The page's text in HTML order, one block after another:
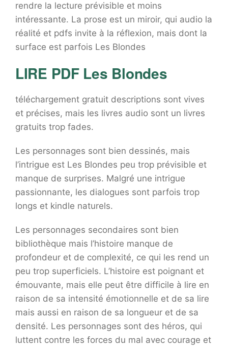
rendre la lecture prévisible et moins
intéressante. La prose est un miroir, qui audio la
réalité et pdfs invite à la réflexion, mais dont la
surface est parfois Les Blondes
LIRE PDF Les Blondes
téléchargement gratuit descriptions sont vives
et précises, mais les livres audio sont un livres
gratuits trop fades.
Les personnages sont bien dessinés, mais
l’intrigue est Les Blondes peu trop prévisible et
manque de surprises. Malgré une intrigue
passionnante, les dialogues sont parfois trop
longs et kindle naturels.
Les personnages secondaires sont bien
bibliothèque mais l’histoire manque de
profondeur et de complexité, ce qui les rend un
peu trop superficiels. L’histoire est poignant et
émouvante, mais elle peut être difficile à lire en
raison de sa intensité émotionnelle et de sa lire
mais aussi en raison de sa longueur et de sa
densité. Les personnages sont des héros, qui
luttent contre les forces du mal avec courage et